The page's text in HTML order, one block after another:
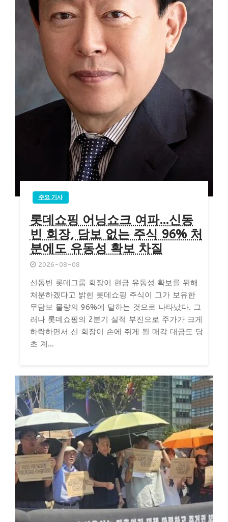
주요 기사
롯데쇼핑 어닝쇼크 여파…신동
빈 회장, 담보 없는 주식 96% 처
분에도 유동성 확보 차질
2026-08-08
신동빈 롯데그룹 회장이 현금 유동성 확보를 위해
처분하겠다고 밝힌 롯데쇼핑 주식이 그가 보유한
무담보 물량의 96%에 달하는 것으로 나타났다. 그
러나 롯데쇼핑의 2분기 실적 부진으로 주가가 크게
하락하면서 신 회장이 손에 쥐게 될 매각 대금도 당
초 계...